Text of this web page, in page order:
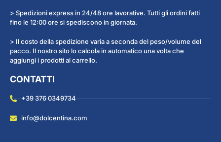
> Spedizioni express in 24/48 ore lavorative. Tutti gli ordini fatti
fino le 12:00 ore si spediscono in giornata.
> Il costo della spedizione varia a seconda del peso/volume del
pacco. Il nostro sito lo calcola in automatico una volta che
aggiungi i prodotti al carrello.
CONTATTI
+39 376 0349734
info@dolcentina.com